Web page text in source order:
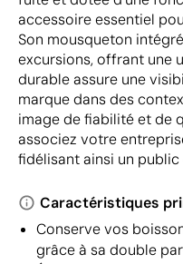
accessoire essentiel
Son mousqueton
excursions, offrant une
durable assure une
marque dans des
image de fiabilité et de
associez votre
fidélisant ainsi un
Caractéristiques
Conserve vos
grâce à sa double